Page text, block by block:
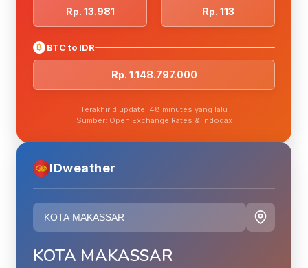
Rp. 13.981 Rp. 113
₿ BTC to IDR
Rp. 1.148.797.000
Terakhir diupdate: 48 minutes yang lalu
Sumber: Open Exchange Rates & Indodax
IDweather
KOTA MAKASSAR